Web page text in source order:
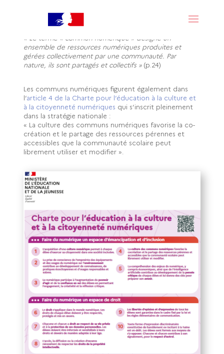
numérique raisonnée, pérenne et inclusive » et
soutenir le développement des communs numériques
en constitue un levier :
« Le terme « commun numérique » désigne un
ensemble de ressources numériques produites et
gérées collectivement par une communauté. Par
nature, ils sont partagés et collectifs » (p.24)
Les communs numériques figurent également dans
l’article 4 de la Charte pour l’éducation à la culture et
à la citoyenneté numériques qui s’inscrit pleinement
dans la stratégie nationale :
« La culture des communs numériques favorise la co-
création et le partage des ressources pérennes et
accessibles que la communauté scolaire peut
librement utiliser et modifier ».